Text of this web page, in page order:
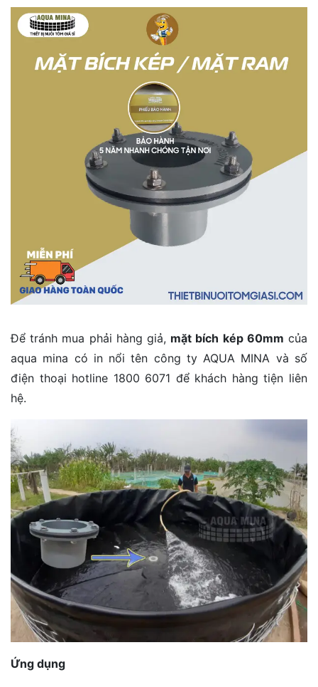
Để tránh mua phải hàng giả, mặt bích kép 60mm của
aqua mina có in nổi tên công ty AQUA MINA và số
điện thoại hotline 1800 6071 để khách hàng tiện liên
hệ.
Ứng dụng